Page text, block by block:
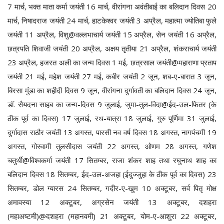
7 मार्च, भक्त माता कर्मा जयंती 16 मार्च, वीरांगना अवंतीबाई का बलिदान दिवस 20
मार्च, निषादराज जयंती 24 मार्च, हाटकेश्वर जयंती 3 अप्रैल, महात्मा ज्योतिबा फुले
जयंती 11 अप्रैल, विशु@वल्लभाचार्य जयंती 15 अप्रैल, सेन जयंती 16 अप्रैल,
छत्रपति शिवाजी जयंती 20 अप्रैल, अक्षय तृतीया 21 अप्रैल, शंकराचार्य जयंती
23 अप्रैल, हजरत अली का जन्म दिवस 1 मई, छत्रसाल जयंती@महाराणा प्रताप
जयंती 21 मई, महेश जयंती 27 मई, कबीर जयंती 2 जून, शब-ए-बारात 3 जून,
बिरसा मुंडा का शहीदी दिवस 9 जून, वीरांगना दुर्गावती का बलिदान दिवस 24 जून,
डॉ. सैयदना साहब का जन्म-दिवस 9 जुलाई, जुमा-तुल-विदा@ईद-उल-फितर (के
ठीक पूर्व का दिवस) 17 जुलाई, रथ-यात्रा 18 जुलाई, गुरु पूर्णिमा 31 जुलाई,
दुर्गादास राठौर जयंती 13 अगस्त, पारसी नव वर्ष दिवस 18 अगस्त, नागपंचमी 19
अगस्त, गोस्वामी तुलसीदास जयंती 22 अगस्त, ओणम 28 अगस्त, गणेश
चतुर्थी@विश्वकर्मा जयंती 17 सितम्बर, राजा शंकर शाह तथा रघुनाथ शाह का
बलिदान दिवस 18 सितम्बर, ईद-उल-अजहा (ईदुज्जुहा के ठीक पूर्व का दिवस) 23
सितम्बर, डोल ग्यारस 24 सितम्बर, गदीर-ए-खुम 10 अक्टूबर, सर्व पितृ मोक्ष
अमावस्या 12 अक्टूबर, अग्रसेन जयंती 13 अक्टूबर, दशहरा
(महाअष्टमी)@दशहरा (महानवमी) 21 अक्टूबर, योम-ए-आशुरा 22 अक्टूबर,